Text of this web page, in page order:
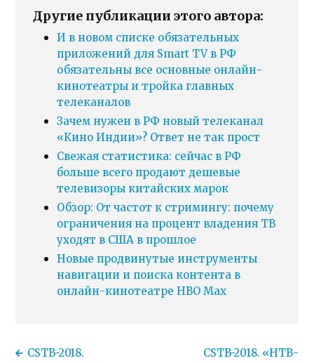
Другие публикации этого автора:
И в новом списке обязательных
приложений для Smart TV в РФ
обязательны все основные онлайн-
кинотеатры и тройка главных
телеканалов
Зачем нужен в РФ новый телеканал
«Кино Индии»? Ответ не так прост
Свежая статистика: сейчас в РФ
больше всего продают дешевые
телевизоры китайских марок
Обзор: От частот к стримингу: почему
ограничения на процент владения ТВ
уходят в США в прошлое
Новые продвинутые инструменты
навигации и поиска контента в
онлайн-кинотеатре HBO Max
CSTB-2018.
CSTB-2018. «НТВ-